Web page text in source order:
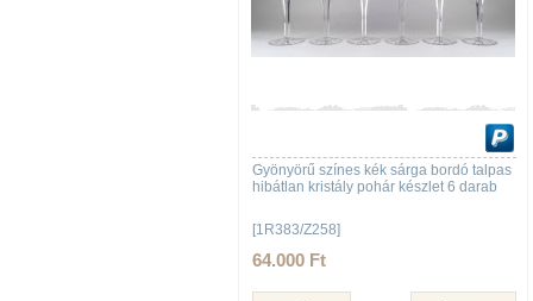
Gyönyörű színes kék sárga bordó talpas
hibátlan kristály pohár készlet 6 darab
[1R383/Z258]
64.000 Ft